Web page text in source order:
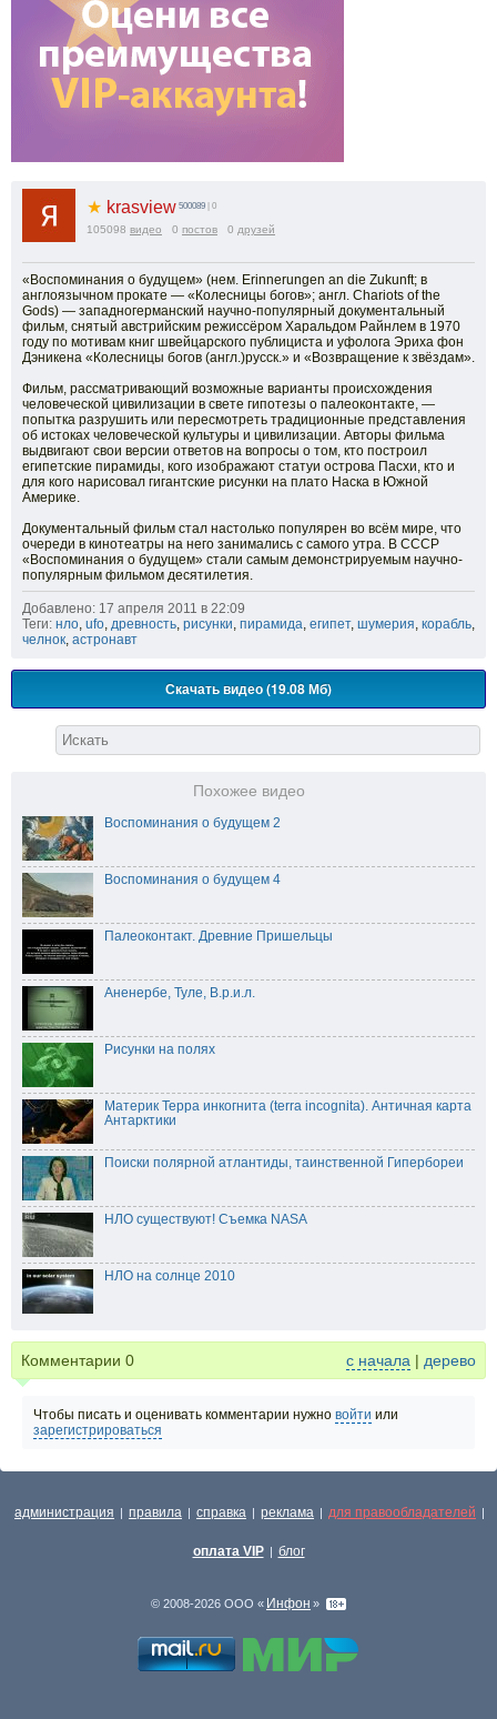
★ krasview 500089 | 0
105098 видео 0 постов 0 друзей
«Воспоминания о будущем» (нем. Erinnerungen an die Zukunft; в
англоязычном прокате — «Колесницы богов»; англ. Chariots of the
Gods) — западногерманский научно-популярный документальный
фильм, снятый австрийским режиссёром Харальдом Райнлем в 1970
году по мотивам книг швейцарского публициста и уфолога Эриха фон
Дэникена «Колесницы богов (англ.)русск.» и «Возвращение к звёздам».
Фильм, рассматривающий возможные варианты происхождения
человеческой цивилизации в свете гипотезы о палеоконтакте, —
попытка разрушить или пересмотреть традиционные представления
об истоках человеческой культуры и цивилизации. Авторы фильма
выдвигают свои версии ответов на вопросы о том, кто построил
египетские пирамиды, кого изображают статуи острова Пасхи, кто и
для кого нарисовал гигантские рисунки на плато Наска в Южной
Америке.
Документальный фильм стал настолько популярен во всём мире, что
очереди в кинотеатры на него занимались с самого утра. В СССР
«Воспоминания о будущем» стали самым демонстрируемым научно-
популярным фильмом десятилетия.
Добавлено: 17 апреля 2011 в 22:09
Теги: нло ufo древность рисунки пирамида египет, шумерия корабль
челнок астронавт
Скачать видео (19.08 Мб)
Похожее видео
Воспоминания о будущем 2
Воспоминания о будущем 4
Палеоконтакт. Древние Пришельцы
Аненербе, Туле, В.р.и.л.
Рисунки на полях
Материк Терра инкогнита (terra incognita). Античная карта
Антарктики
Поиски полярной атлантиды, таинственной Гипербореи
НЛО существуют! Съемка NASA
НЛО на солнце 2010
Комментарии 0 с начала | дерево
Чтобы писать и оценивать комментарии нужно войти или
зарегистрироваться
администрация | правила | справка | реклама | для правообладателей |
оплата VIP | блог
© 2008-2026 ООО « Инфон »